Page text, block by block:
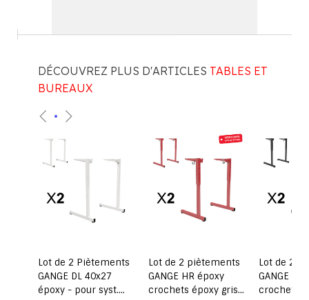
DÉCOUVREZ PLUS D'ARTICLES TABLES ET
BUREAUX
Lot de 2 Piètements
GANGE DL 40x27
époxy - pour syst.
Lot de 2 piètements
GANGE HR époxy
crochets époxy gris
Lot de 2
GANGE
crochets